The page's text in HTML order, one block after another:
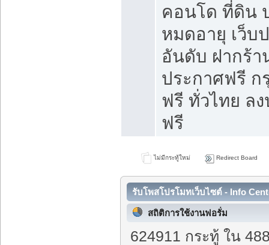
คอนโด ที่ดิน
หมดอายุ เว็บ
อันดับ ฝากร้า
ประกาศฟรี ก
ฟรี ทั่วไทย ล
ฟรี
ไม่มีกระทู้ใหม่ Redirect Board
รับโพสโปรโมทเว็บไซต์ - Info
สถิติการใช้งานฟอรั่ม
624911 กระทู้ ใน